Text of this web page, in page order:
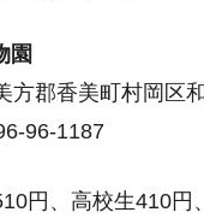
園
方郡香美町村岡区
96-1187
円、高校生410円